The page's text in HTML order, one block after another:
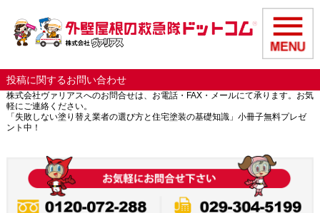
投稿に関するお問い合わせ
株式会社ヴァリアスへのお問合せは、お電話・FAX・メールにて承ります。お気
軽にご連絡ください。
「失敗しない塗り替え業者の選び方と住宅塗装の基礎知識」小冊子無料プレゼ
ント中！